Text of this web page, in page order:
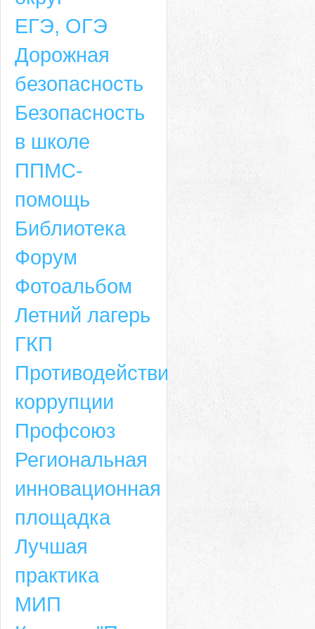
Адрес
6-49, электронный адрес: aja_70@mail.ru
ЕГЭ, ОГЭ
Дорожная
безопасность
Безопасность
в школе
ППМС-
помощь
Библиотека
Форум
Фотоальбом
Летний лагерь
ГКП
Противодействие
коррупции
Профсоюз
Региональная
инновационная
площадка
Лучшая
практика
МИП